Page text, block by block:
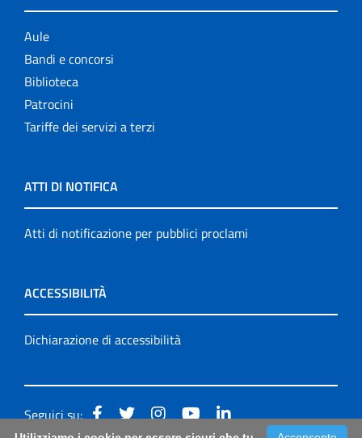
Aule
Bandi e concorsi
Biblioteca
Patrocini
Tariffe dei servizi a terzi
ATTI DI NOTIFICA
Atti di notificazione per pubblici proclami
ACCESSIBILITÀ
Dichiarazione di accessibilità
Seguici su: